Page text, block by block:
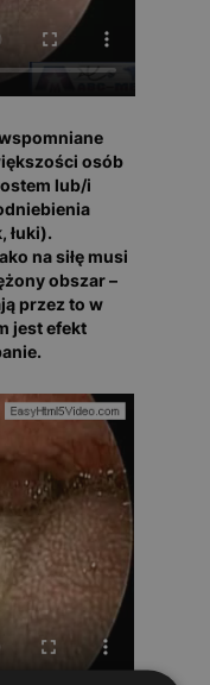
osób
lub/i
łuki).
na siłę musi
obszar –
przez to w
jest efekt